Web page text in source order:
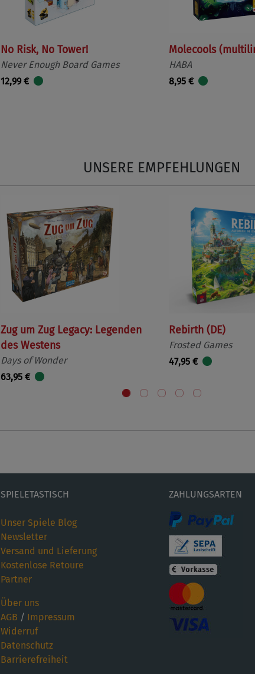
No Risk, No Tower!
Never Enough Board Games
12,99 €
Molecools
HABA
8,95 €
UNSERE EMPFEHLUNGEN
Zug um Zug Legacy: Legenden
des Westens
Days of Wonder
63,95 €
Rebirth (DE)
Frosted Games
47,95 €
SPIELETASTISCH
Unser Spiele Blog
Newsletter
Versand und Lieferung
Kostenlose Retoure
Partner
Über uns
AGB / Impressum
Widerruf
Datenschutz
Barrierefreiheit
ZAHLUNGSARTEN